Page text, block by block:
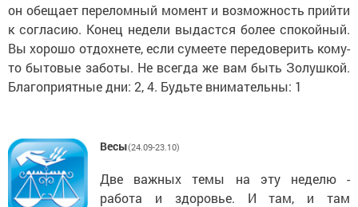
он обещает переломный момент и возможность прийти
к согласию. Конец недели выдастся более спокойный.
Вы хорошо отдохнете, если сумеете передоверить кому-
то бытовые заботы. Не всегда же вам быть Золушкой.
Благоприятные дни: 2, 4. Будьте внимательны: 1
Весы(24.09-23.10)
Две важных темы на эту неделю -
работа и здоровье. И там, и там